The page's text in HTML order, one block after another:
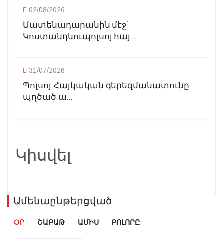
02/08/2026
Մատենադարանին մէջ՝
Կոստանդնուպոլսոյ հայ...
31/07/2026
Պոլսոյ Հայկական գերեզմանատունը
պղծած ա...
Կիսվել
Ամենաընթերցված
ՕՐ ՇԱԲԱԹ ԱՄԻՍ ԲՈԼՈՐԸ